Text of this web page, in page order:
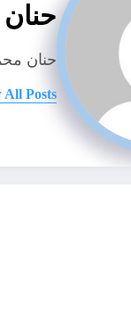
حنان
All Posts